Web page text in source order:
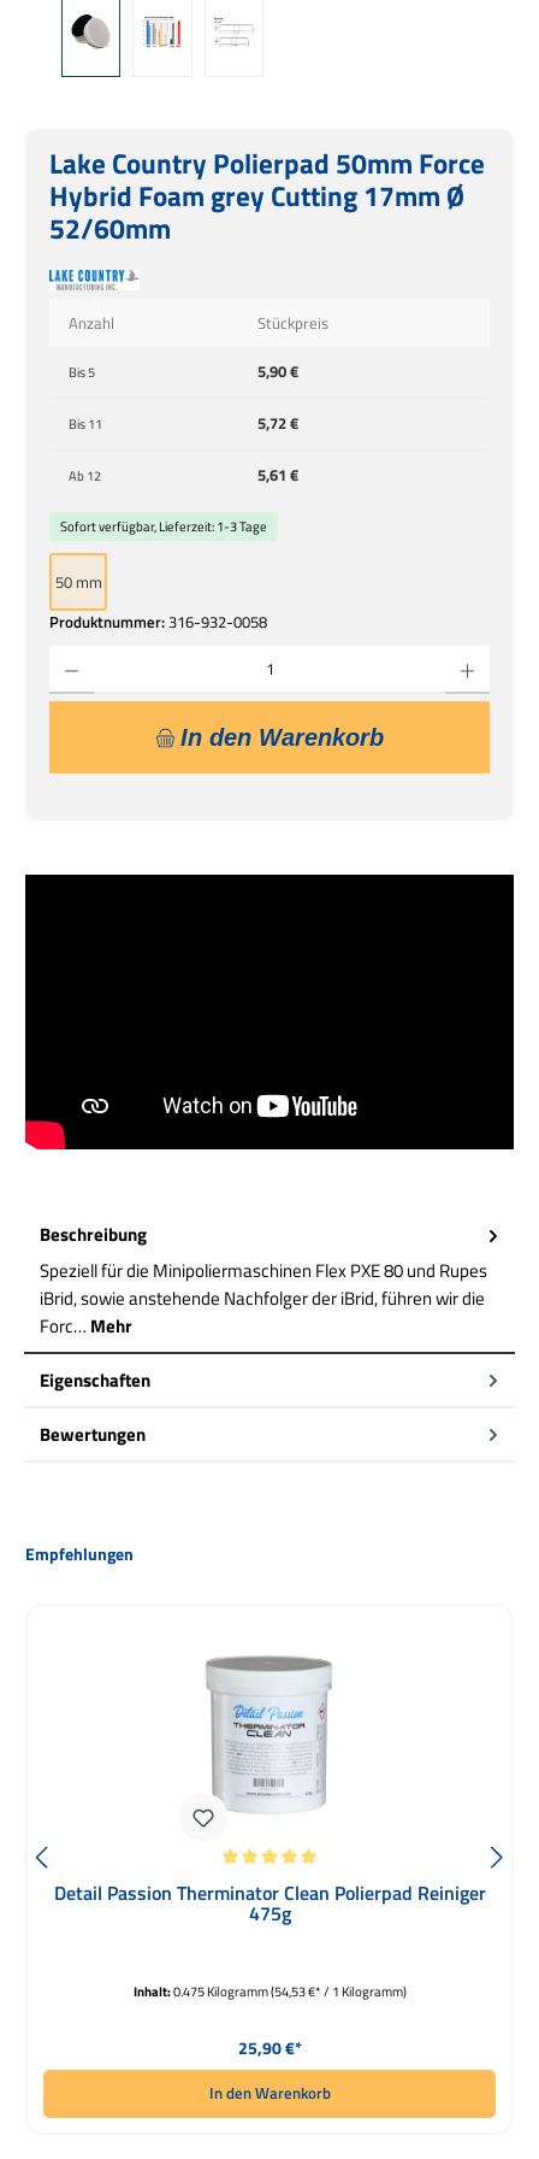
Lake Country Polierpad 50mm Force
Hybrid Foam grey Cutting 17mm Ø
52/60mm
Anzahl Stückpreis
Bis5 5,90 €
Bis11 5,72 €
Ab12 5,61 €
Produktnummer:316-932-0058
Sofort verfügbar, Lieferzeit: 1-3 Tage
50 mm
In den Warenkorb
Beschreibung
Speziell für die Minipoliermaschinen Flex PXE 80 und Rupes
iBrid, sowie anstehende Nachfolger der iBrid, führen wir die
Forc… Mehr
Eigenschaften
Bewertungen
Produktgalerie überspringen
Empfehlungen
Detail Passion Therminator Clean Polierpad Reiniger
475g
Inhalt:0.475 Kilogramm(54,53 €* / 1 Kilogramm)
Regulärer Preis:
25,90 €*
In den Warenkorb